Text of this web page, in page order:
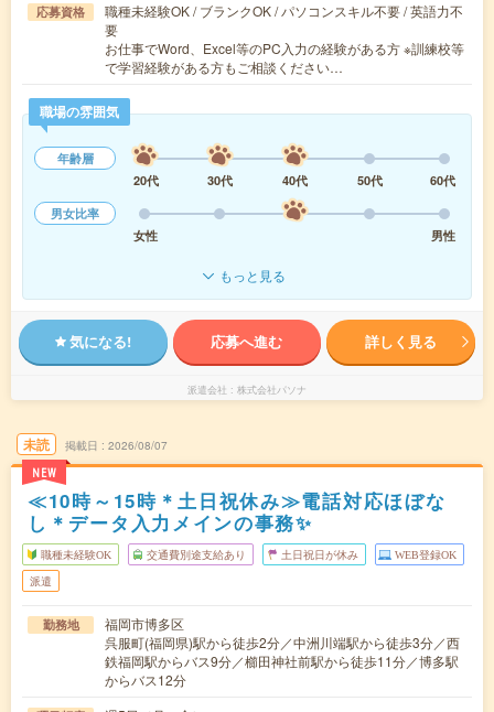
応募資格
職種未経験OK / ブランクOK / パソコンスキル不要 / 英語力不
要
お仕事でWord、Excel等のPC入力の経験がある方 ※訓練校等
で学習経験がある方もご相談ください…
職場の雰囲気
年齢層
20代
30代 40代 50代
60代
男女比率
女性
男性
もっと見る
気になる! 応募へ進む 詳しく見る
派遣会社 株式会社パソナ
未読
NEW
掲載日 2026/08/07
≪10時～15時＊土日祝休み≫電話対応ほぼな
し＊データ入力メインの事務✨
職種未経験OK 交通費別途支給あり 土日祝日が休み WEB登録OK
派遣
勤務地
福岡市博多区
呉服町(福岡県)駅から徒歩2分／中洲川端駅から徒歩3分／西
鉄福岡駅からバス9分／櫛田神社前駅から徒歩11分／博多駅
からバス12分